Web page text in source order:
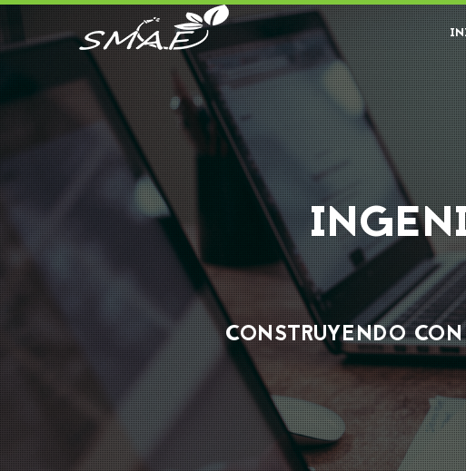
CONSTRUYENDO